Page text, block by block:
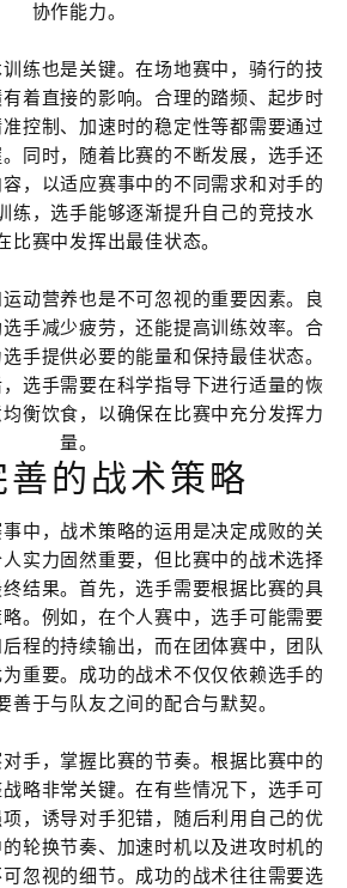
协作能力。
练也是关键。在场地赛中，骑行的技
着直接的影响。合理的踏频、起步时
控制、加速时的稳定性等都需要通过
同时，随着比赛的不断发展，选手还
，以适应赛事中的不同需求和对手的
练，选手能够逐渐提升自己的竞技水
比赛中发挥出最佳状态。
动营养也是不可忽视的重要因素。良
手减少疲劳，还能提高训练效率。合
手提供必要的能量和保持最佳状态。
选手需要在科学指导下进行适量的恢
衡饮食，以确保在比赛中充分发挥力
量。
善的战术策略
中，战术策略的运用是决定成败的关
实力固然重要，但比赛中的战术选择
结果。首先，选手需要根据比赛的具
。例如，在个人赛中，选手可能需要
程的持续输出，而在团体赛中，团队
重要。成功的战术不仅仅依赖选手的
善于与队友之间的配合与默契。
手，掌握比赛的节奏。根据比赛中的
略非常关键。在有些情况下，选手可
，诱导对手犯错，随后利用自己的优
轮换节奏、加速时机以及进攻时机的
忽视的细节。成功的战术往往需要选